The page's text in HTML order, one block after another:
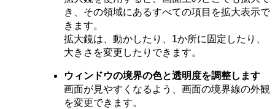
き、その領域にあるすべての項目を拡大表示で
きます。
拡大鏡は、動かしたり、1か所に固定したり、
大きさを変更したりできます。
ウィンドウの境界の色と透明度を調整します
画面が見やすくなるよう、画面の境界線の外観
を変更できます。